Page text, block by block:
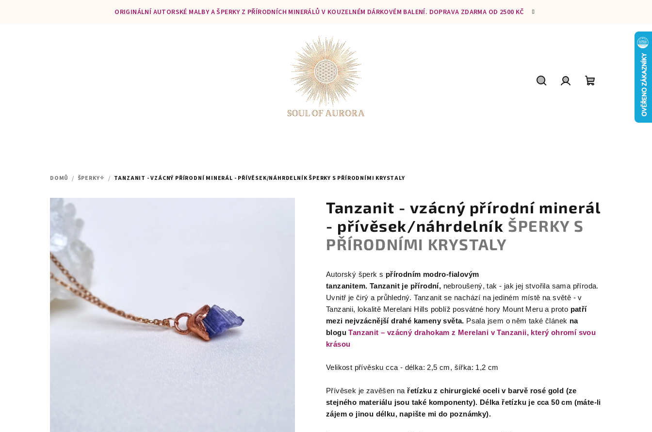
ORIGINÁLNÍ AUTORSKÉ MALBY A ŠPERKY Z PŘÍRODNÍCH MINERÁLŮ V KOUZELNÉM DÁRKOVÉM BALENÍ. DOPRAVA ZDARMA OD 2500 KČ
DOMŮ / ŠPERKY✧ / TANZANIT - VZÁCNÝ PŘÍRODNÍ MINERÁL - PŘÍVĚSEK/NÁHRDELNÍKŠPERKY S PŘÍRODNÍMI KRYSTALY
Tanzanit - vzácný přírodní minerál
- přívěsek/náhrdelník ŠPERKY S
PŘÍRODNÍMI KRYSTALY
Autorský šperk s přírodním modro-fialovým
tanzanitem. Tanzanit je přírodní, nebroušený, tak - jak jej stvořila sama příroda.
Uvnitř je čirý a průhledný. Tanzanit se nachází na jediném místě na světě - v
Tanzanii, lokalitě Merelani Hills poblíž posvátné hory Mount Meru a proto patří
mezi nejvzácnější drahé kameny světa. Psala jsem o něm také článek na
blogu Tanzanit – vzácný drahokam z Merelani v Tanzanii, který ohromí svou
krásou
Velikost přívěsku cca - délka: 2,5 cm, šířka: 1,2 cm
Přívěsek je zavěšen na řetízku z chirurgické oceli v barvě rosé gold (ze
stejného materiálu jsou také komponenty). Délka řetízku je cca 50 cm (máte-li
zájem o jinou délku, napište mi do poznámky).